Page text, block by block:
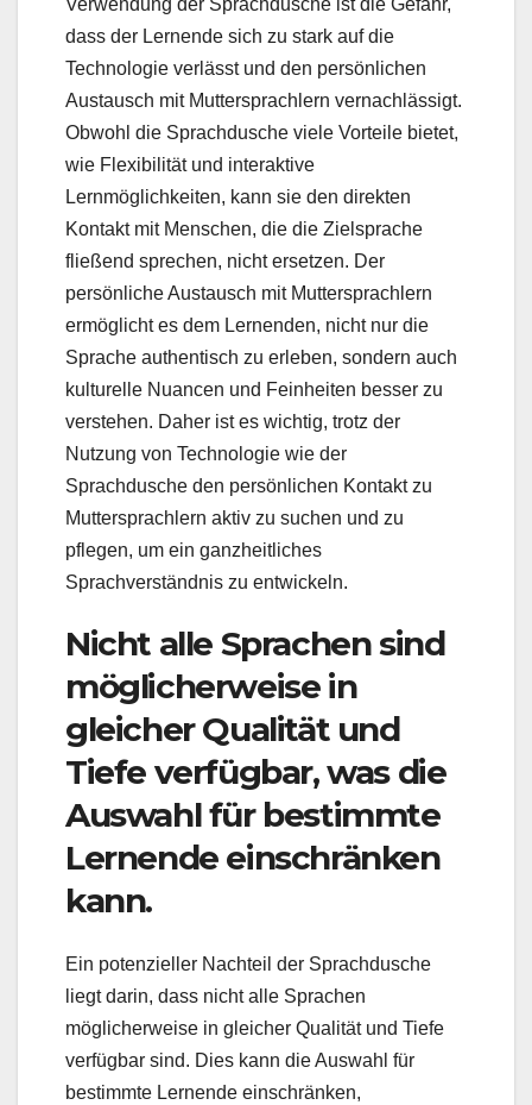
dass der Lernende sich zu stark auf die
Technologie verlässt und den persönlichen
Austausch mit Muttersprachlern vernachlässigt.
Obwohl die Sprachdusche viele Vorteile bietet,
wie Flexibilität und interaktive
Lernmöglichkeiten, kann sie den direkten
Kontakt mit Menschen, die die Zielsprache
fließend sprechen, nicht ersetzen. Der
persönliche Austausch mit Muttersprachlern
ermöglicht es dem Lernenden, nicht nur die
Sprache authentisch zu erleben, sondern auch
kulturelle Nuancen und Feinheiten besser zu
verstehen. Daher ist es wichtig, trotz der
Nutzung von Technologie wie der
Sprachdusche den persönlichen Kontakt zu
Muttersprachlern aktiv zu suchen und zu
pflegen, um ein ganzheitliches
Sprachverständnis zu entwickeln.
Nicht alle Sprachen sind
möglicherweise in
gleicher Qualität und
Tiefe verfügbar, was die
Auswahl für bestimmte
Lernende einschränken
kann.
Ein potenzieller Nachteil der Sprachdusche
liegt darin, dass nicht alle Sprachen
möglicherweise in gleicher Qualität und Tiefe
verfügbar sind. Dies kann die Auswahl für
bestimmte Lernende einschränken,